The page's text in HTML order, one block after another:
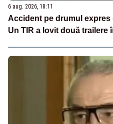
6 aug. 2026, 18:11
Accident pe drumul
Un TIR a lovit două trailere